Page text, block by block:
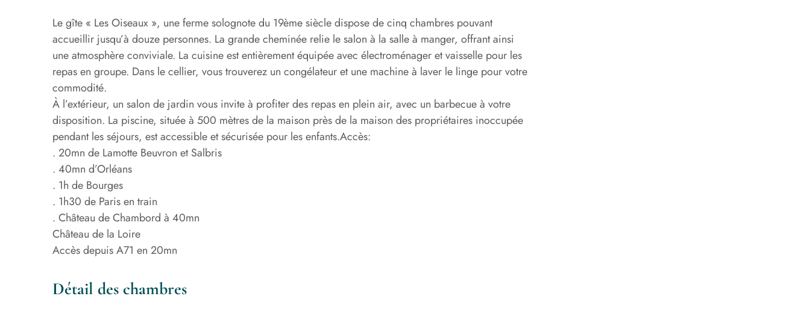
Le gîte « Les Oiseaux », une ferme solognote du 19ème siècle dispose de cinq chambres pouvant
accueillir jusqu’à douze personnes. La grande cheminée relie le salon à la salle à manger, offrant ainsi
une atmosphère conviviale. La cuisine est entièrement équipée avec électroménager et vaisselle pour les
repas en groupe. Dans le cellier, vous trouverez un congélateur et une machine à laver le linge pour votre
commodité.
À l’extérieur, un salon de jardin vous invite à profiter des repas en plein air, avec un barbecue à votre
disposition. La piscine, située à 500 mètres de la maison près de la maison des propriétaires inoccupée
pendant les séjours, est accessible et sécurisée pour les enfants.Accès:
. 20mn de Lamotte Beuvron et Salbris
. 40mn d’Orléans
. 1h de Bourges
. 1h30 de Paris en train
. Château de Chambord à 40mn
Château de la Loire
Accès depuis A71 en 20mn
Détail des chambres